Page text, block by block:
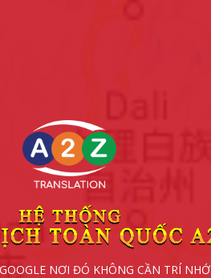
NƠI ĐÓ KHÔNG CẦN TRÍ NHỚ